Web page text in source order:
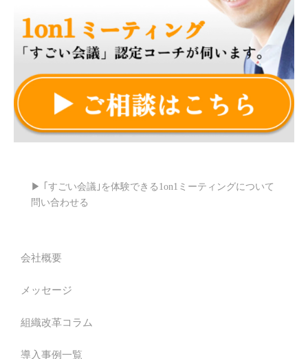
▶ ｢すごい会議｣を体験できる1on1ミーティングについて
問い合わせる
会社概要
メッセージ
組織改革コラム
導入事例一覧